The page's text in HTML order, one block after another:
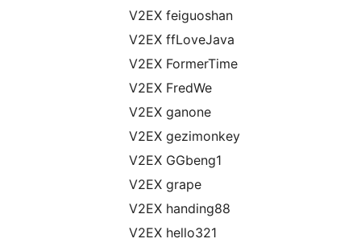
V2EX feiguoshan
V2EX ffLoveJava
V2EX FormerTime
V2EX FredWe
V2EX ganone
V2EX gezimonkey
V2EX GGbeng1
V2EX grape
V2EX handing88
V2EX hello321